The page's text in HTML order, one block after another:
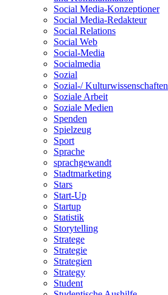
Social Media-Konzeptioner
Social Media-Redakteur
Social Relations
Social Web
Social-Media
Socialmedia
Sozial
Sozial-/ Kulturwissenschaften
Soziale Arbeit
Soziale Medien
Spenden
Spielzeug
Sport
Sprache
sprachgewandt
Stadtmarketing
Stars
Start-Up
Startup
Statistik
Storytelling
Stratege
Strategie
Strategien
Strategy
Student